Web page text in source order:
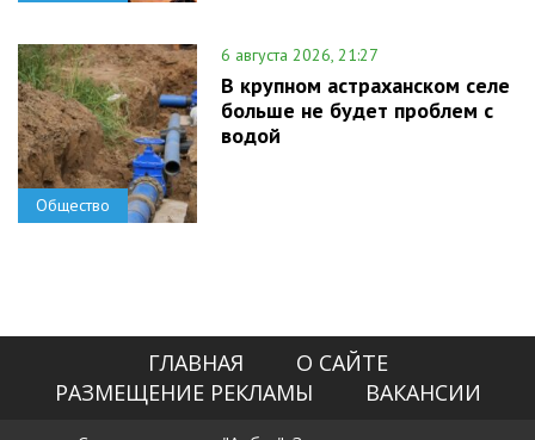
Общество
6 августа 2026, 21:27
В крупном астраханском селе
больше не будет проблем с
водой
ГЛАВНАЯ
О САЙТЕ
РАЗМЕЩЕНИЕ РЕКЛАМЫ
ВАКАНСИИ